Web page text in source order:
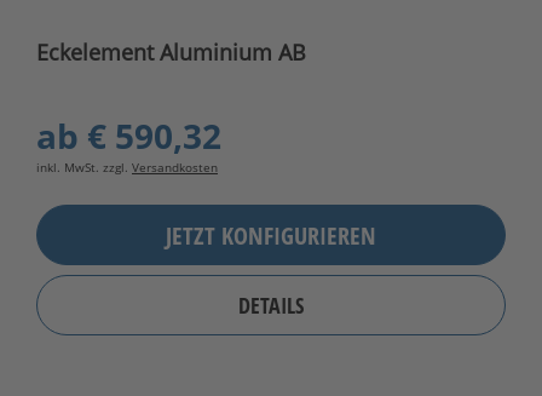
Eckelement Aluminium AB
ab € 590,32
inkl. MwSt. zzgl. Versandkosten
JETZT KONFIGURIEREN
DETAILS